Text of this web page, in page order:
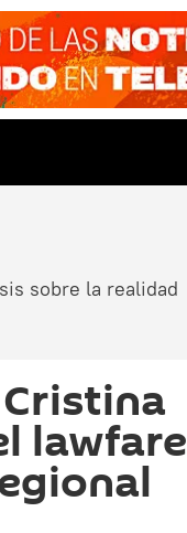
sobre la realidad
lawfare